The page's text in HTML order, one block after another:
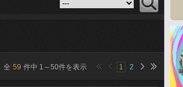
全 59 件中 1 ～50件を表示 1 2